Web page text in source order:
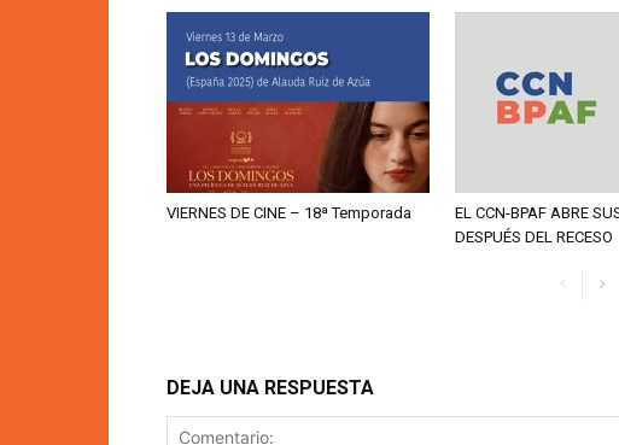
VIERNES DE CINE – 18ª Temporada
EL CCN-BPAF ABRE
DESPUÉS DEL RECESO
DEJA UNA RESPUESTA